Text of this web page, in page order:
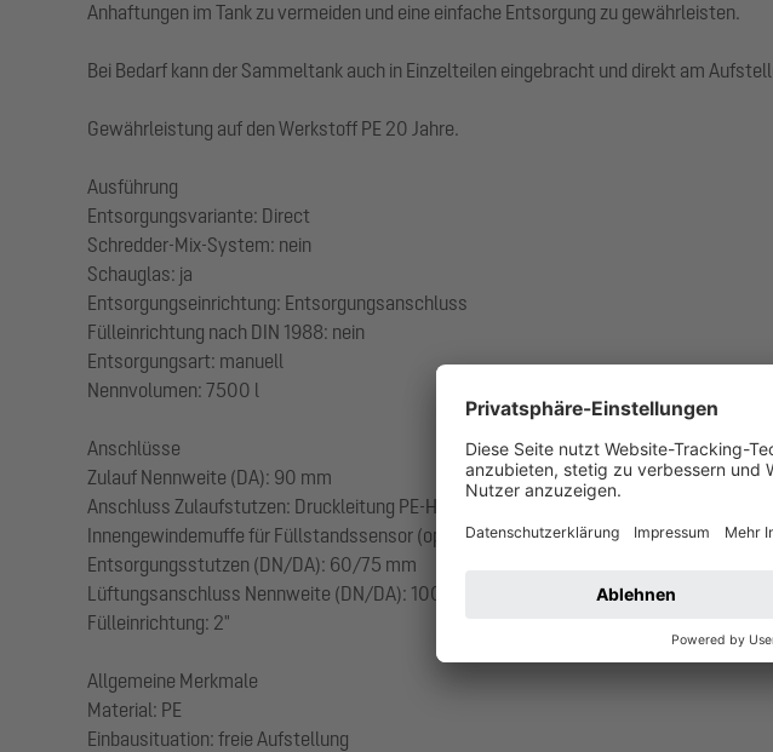
Anhaftungen im Tank zu vermeiden und eine einfache Entsorgung zu gewährleisten.
Bei Bedarf kann der Sammeltank auch in Einzelteilen eingebracht und direkt am
Gewährleistung auf den Werkstoff PE 20 Jahre.
Ausführung
Entsorgungsvariante: Direct
Schredder-Mix-System: nein
Schauglas: ja
Entsorgungseinrichtung: Entsorgungsanschluss
Fülleinrichtung nach DIN 1988: nein
Entsorgungsart: manuell
Nennvolumen: 7500 l
Anschlüsse
Zulauf Nennweite (DA): 90 mm
Anschluss Zulaufstutzen: Druckleitung PE-HD oder PVC SDR 11 / PN 16
Innengewindemuffe für Füllstandssensor (optional): 1 1/2"
Entsorgungsstutzen (DN/DA): 60/75 mm
Lüftungsanschluss Nennweite (DN/DA): 100/110 mm (Belüftung über Dach notwendig)
Fülleinrichtung: 2"
Allgemeine Merkmale
Material: PE
Einbausituation: freie Aufstellung